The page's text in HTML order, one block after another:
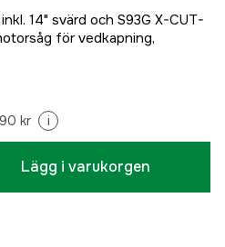
14" svärd och S93G X-CUT-
för vedkapning,
kr i
Lägg i varukorgen